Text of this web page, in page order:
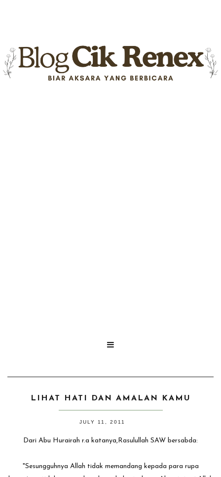

LIHAT HATI DAN AMALAN KAMU
JULY 11, 2011
Dari Abu Hurairah r.a katanya,Rasulullah SAW bersabda:
"Sesungguhnya Allah tidak memandang kepada para rupa